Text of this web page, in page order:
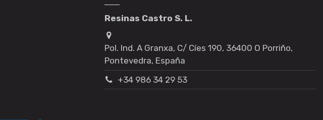
Resinas Castro S. L.
Pol. Ind. A Granxa, C/ Cíes 190, 36400 O Porriño,
Pontevedra, España
+34 986 34 29 53